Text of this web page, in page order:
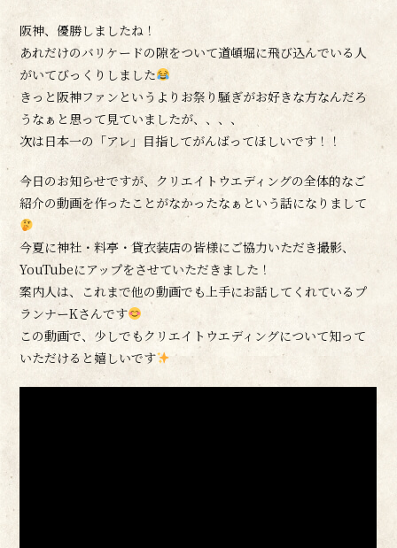
阪神、優勝しましたね！
あれだけのバリケードの隙をついて道頓堀に飛び込んでいる人
がいてびっくりしました
きっと阪神ファンというよりお祭り騒ぎがお好きな方なんだろ
うなぁと思って見ていましたが、、、、
次は日本一の「アレ」目指してがんばってほしいです！！
今日のお知らせですが、クリエイトウエディングの全体的なご
紹介の動画を作ったことがなかったなぁという話になりまして
今夏に神社・料亭・貸衣装店の皆様にご協力いただき撮影、
YouTubeにアップをさせていただきました！
案内人は、これまで他の動画でも上手にお話してくれているプ
ランナーKさんです
この動画で、少しでもクリエイトウエディングについて知って
いただけると嬉しいです